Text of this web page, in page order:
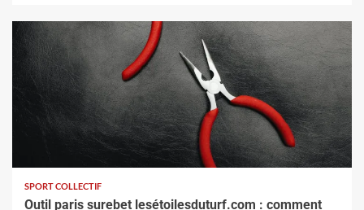
SPORT COLLECTIF
Outil paris surebet lesétoilesduturf.com : comment